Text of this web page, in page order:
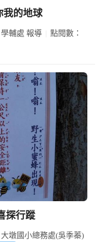
我的地球
輔處 報導
點閱數：
探行蹤
墩國小總務處(吳季蓁)